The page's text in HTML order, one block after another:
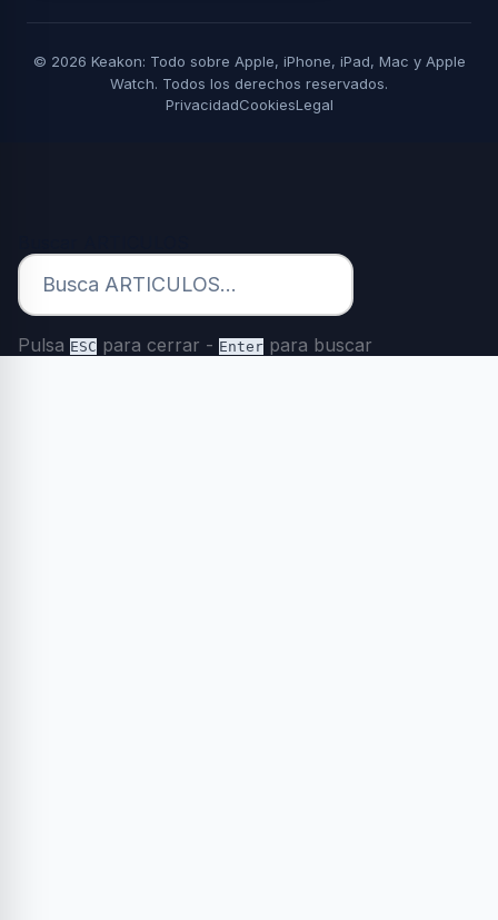
© 2026 Keakon: Todo sobre Apple, iPhone, iPad, Mac y Apple
Watch. Todos los derechos reservados.
PrivacidadCookiesLegal
Pulsa ESC para cerrar - Enter para buscar